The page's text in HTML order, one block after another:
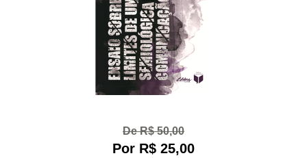
De R$ 50,00
Por R$ 25,00